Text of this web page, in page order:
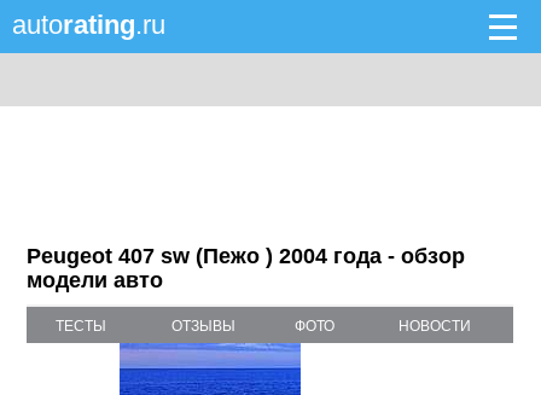
autorating.ru
Peugeot 407 sw (Пежо ) 2004 года - обзор
модели авто
ТЕСТЫ ОТЗЫВЫ ФОТО НОВОСТИ